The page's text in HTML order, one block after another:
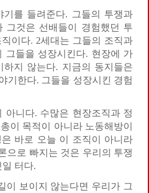
를 들려준다. 그들의 투쟁과
그것은 선배들이 경험했던 투
이다. 2세대는 그들의 조직과
그들을 성장시킨다. 현장에 가
하지 않는다. 지금의 동지들은
기한다. 그들을 성장시킨 경험
아니다. 수많은 현장조직과 정
이 목적이 아니라 노동해방이
바로 오늘 이 조직이 아니라
으로 빠지는 것은 우리의 투쟁
터다.
이 보이지 않는다면 우리가 그